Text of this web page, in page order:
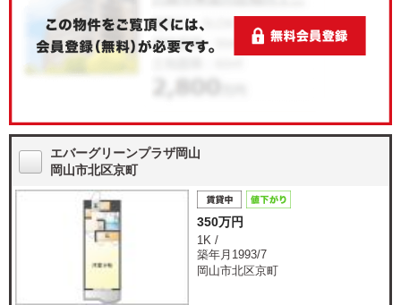
エバーグリーンプラザ岡山
岡山市北区京町
350万円
1K /
築年月1993/7
岡山市北区京町